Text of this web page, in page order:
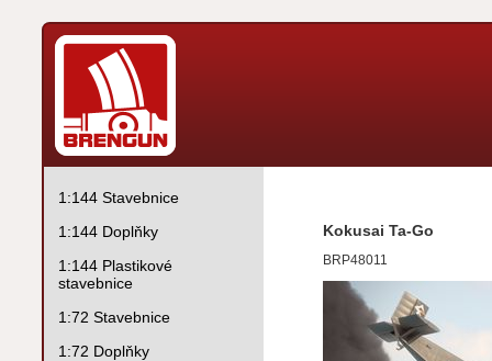
Kokusai Ta-Go
BRP48011
1:144 Stavebnice
1:144 Doplňky
1:144 Plastikové
stavebnice
1:72 Stavebnice
1:72 Doplňky